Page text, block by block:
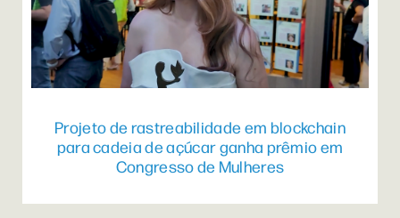
Projeto de rastreabilidade em blockchain
para cadeia de açúcar ganha prêmio em
Congresso de Mulheres